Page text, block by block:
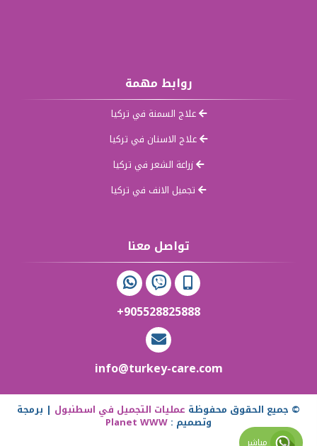
روابط مهمة
علاج السمنة في تركيا
علاج الاسنان في تركيا
زراعة الشعر في تركيا
تجميل الانف في تركيا
تواصل معنا
+905528825888
info@turkey-care.com
مباشر
© جميع الحقوق محفوظة عمليات التجميل في اسطنبول | برمجة
وتصميم : Planet WWW